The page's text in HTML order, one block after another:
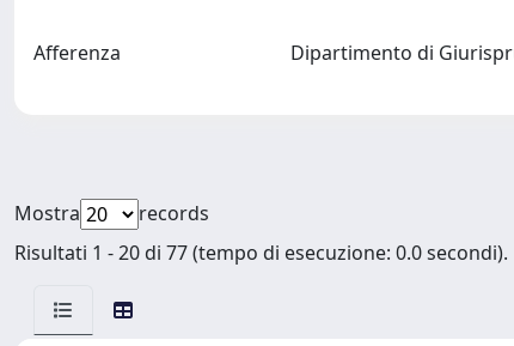
Afferenza Dipartimento di
Mostra
records
Risultati 1 - 20 di 77 (tempo di esecuzione: 0.0 secondi).